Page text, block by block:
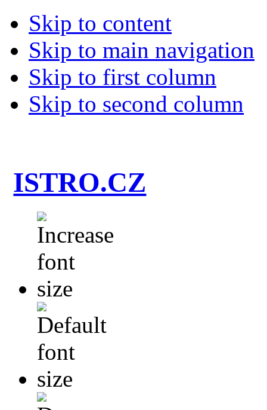
Skip to content
Skip to main navigation
Skip to first column
Skip to second column
ISTRO.CZ